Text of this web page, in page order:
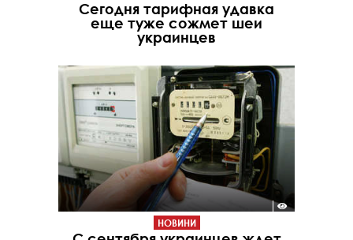
Сегодня тарифная удавка
еще туже сожмет шеи
украинцев
НОВИНИ